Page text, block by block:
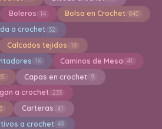
Boleros 14 Bolsa en Crochet 845
a crochet 32
Calcados tejidos 19
16 Caminos de Mesa 41
Capas en crochet 9
a crochet 233
Carteras 41
a crochet 48